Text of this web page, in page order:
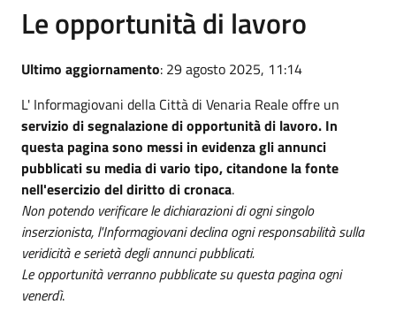
Le opportunità di lavoro
Ultimo aggiornamento: 29 agosto 2025, 11:14
L' Informagiovani della Città di Venaria Reale offre un
servizio di segnalazione di opportunità di lavoro. In
questa pagina sono messi in evidenza gli annunci
pubblicati su media di vario tipo, citandone la fonte
nell'esercizio del diritto di cronaca.
Non potendo verificare le dichiarazioni di ogni singolo
inserzionista, l'Informagiovani declina ogni responsabilità sulla
veridicità e serietà degli annunci pubblicati.
Le opportunità verranno pubblicate su questa pagina ogni
venerdì.